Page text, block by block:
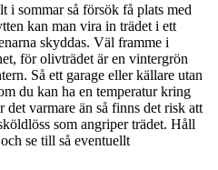
sommar så försök få plats med
kan man vira in trädet i ett
skyddas. Väl framme i
för olivträdet är en vintergrön
Så ett garage eller källare utan
du kan ha en temperatur kring
varmare än så finns det risk att
som angriper trädet. Håll
se till så eventuellt